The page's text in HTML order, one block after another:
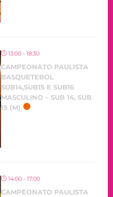
13:00 - 18:30
CAMPEONATO PAULISTA
BASQUETEBOL
SUB14,SUB15 E SUB16
MASCULINO – SUB 14, SUB
15 (M)
14:00 - 17:00
CAMPEONATO PAULISTA